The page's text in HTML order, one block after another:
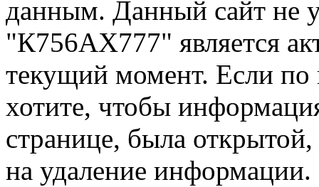
данным. Данный сайт не
"К756АХ777" является
текущий момент. Если
хотите, чтобы
странице, была открытой,
на удаление информации.